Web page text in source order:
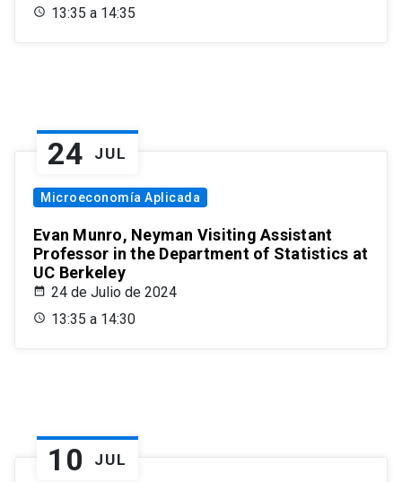
13:35 a 14:35
24 JUL
Microeconomía Aplicada
Evan Munro, Neyman Visiting Assistant
Professor in the Department of Statistics at
UC Berkeley
24 de Julio de 2024
13:35 a 14:30
10 JUL